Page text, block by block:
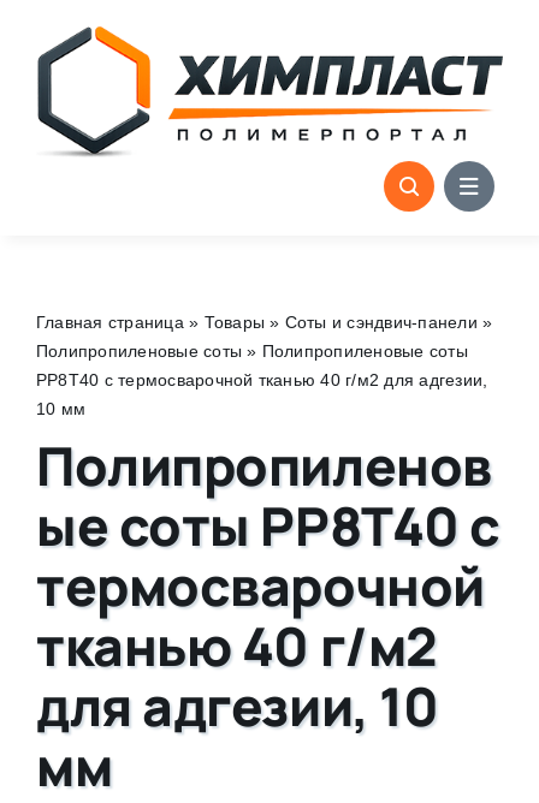
content
Главная страница » Товары » Соты и сэндвич-панели »
Полипропиленовые соты » Полипропиленовые соты
PP8T40 с термосварочной тканью 40 г/м2 для адгезии,
10 мм
Полипропиленов
ые соты PP8T40 с
термосварочной
тканью 40 г/м2
для адгезии, 10
мм